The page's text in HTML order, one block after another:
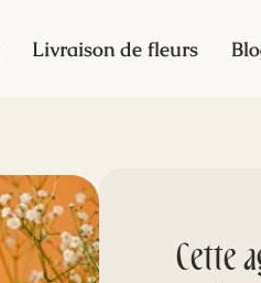
Livraison de fleurs
Cette